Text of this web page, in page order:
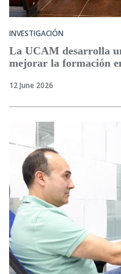
INVESTIGACIÓN
La UCAM desarrolla
mejorar la formación
12 June 2026